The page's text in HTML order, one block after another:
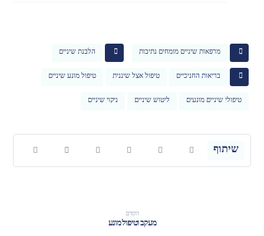
מרפאות שיניים מומחים נתיבות הלבנת שיניים
בריאות החניכיים טיפול אצל שיננית טיפול מונע שיניים
טיפולי שיניים מונעים ליטוש שיניים ניקוי שיניים
הקודם
מעקב וטיפול מונע